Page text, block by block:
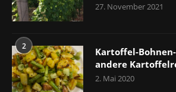
27. November 2021
2
Kartoffel-
andere
2. Mai 2020